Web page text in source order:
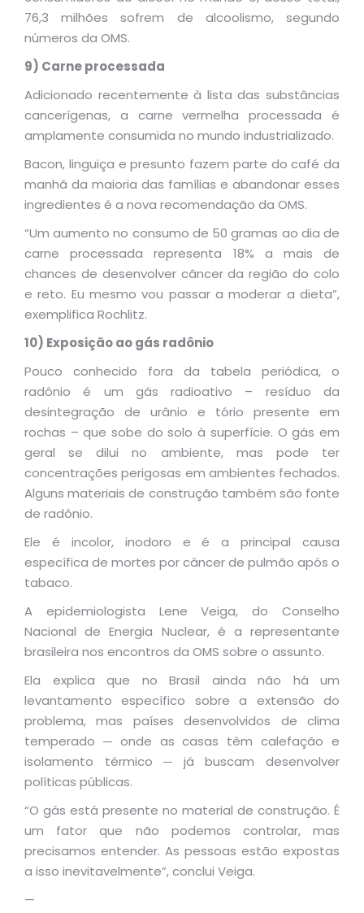
76,3 milhões sofrem de alcoolismo, segundo
números da OMS.
9) Carne processada
Adicionado recentemente à lista das substâncias
cancerígenas, a carne vermelha processada é
amplamente consumida no mundo industrializado.
Bacon, linguiça e presunto fazem parte do café da
manhã da maioria das famílias e abandonar esses
ingredientes é a nova recomendação da OMS.
“Um aumento no consumo de 50 gramas ao dia de
carne processada representa 18% a mais de
chances de desenvolver câncer da região do colo
e reto. Eu mesmo vou passar a moderar a dieta”,
exemplifica Rochlitz.
10) Exposição ao gás radônio
Pouco conhecido fora da tabela periódica, o
radônio é um gás radioativo – resíduo da
desintegração de urânio e tório presente em
rochas – que sobe do solo à superfície. O gás em
geral se dilui no ambiente, mas pode ter
concentrações perigosas em ambientes fechados.
Alguns materiais de construção também são fonte
de radônio.
Ele é incolor, inodoro e é a principal causa
específica de mortes por câncer de pulmão após o
tabaco.
A epidemiologista Lene Veiga, do Conselho
Nacional de Energia Nuclear, é a representante
brasileira nos encontros da OMS sobre o assunto.
Ela explica que no Brasil ainda não há um
levantamento específico sobre a extensão do
problema, mas países desenvolvidos de clima
temperado ─ onde as casas têm calefação e
isolamento térmico ─ já buscam desenvolver
políticas públicas.
“O gás está presente no material de construção. É
um fator que não podemos controlar, mas
precisamos entender. As pessoas estão expostas
a isso inevitavelmente”, conclui Veiga.
—